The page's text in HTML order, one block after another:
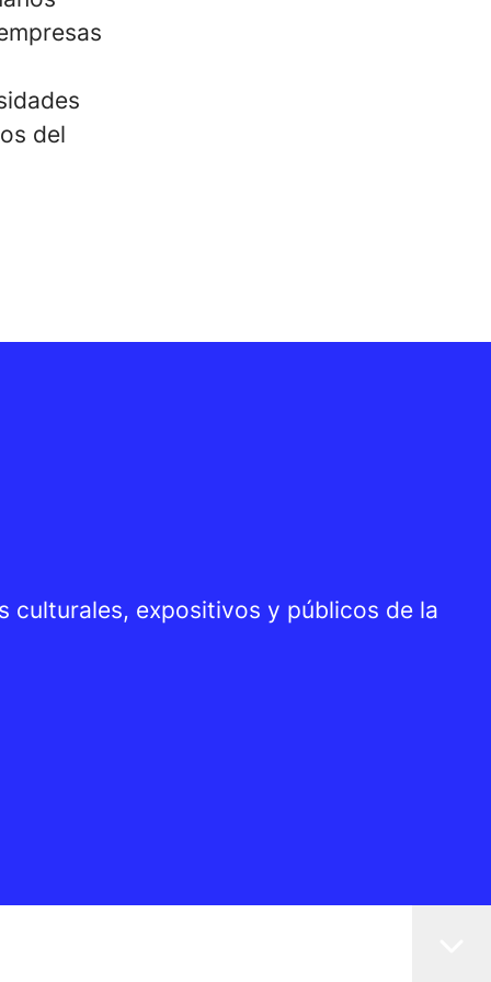
del
culturales, expositivos y públicos de la